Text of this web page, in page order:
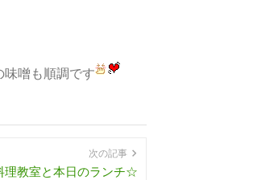
噌も順調です
次の記事
教室と本日のランチ☆